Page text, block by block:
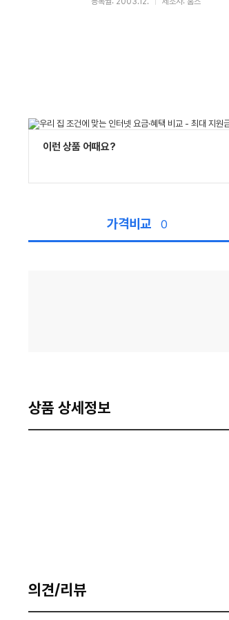
이런 상품 어때요?
가격비교 0
상품 상세정보
의견/리뷰